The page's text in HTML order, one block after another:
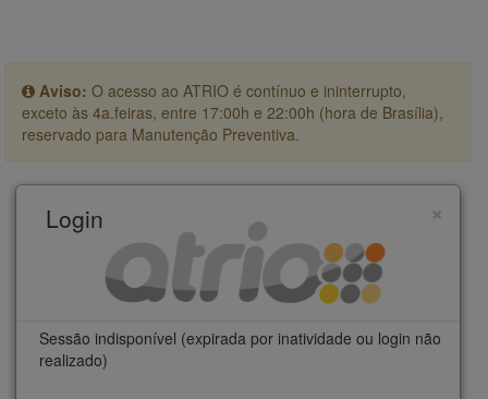
Aviso: O acesso ao ATRIO é contínuo e ininterrupto,
exceto às 4a.feiras, entre 17:00h e 22:00h (hora de Brasília),
reservado para Manutenção Preventiva.
×
Login
Sessão indisponível (expirada por inatividade ou login não
realizado)